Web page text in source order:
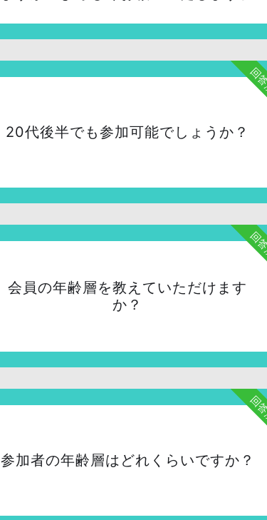
回
20代後半でも参加可能でしょうか？
回
会員の年齢層を教えていただけます
か？
回
参加者の年齢層はどれくらいですか？